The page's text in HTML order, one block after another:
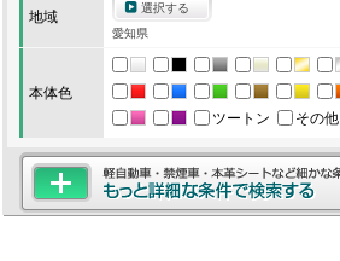
地域
選択する
愛知県
本体色
ツートン
その他